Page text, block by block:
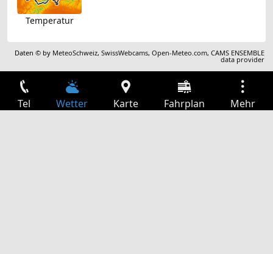
Temperatur
Daten © by MeteoSchweiz,SwissWebcams,Open-Meteo.com,CAMS ENSEMBLE
data provider
Tel Wetter Karte Fahrplan Mehr